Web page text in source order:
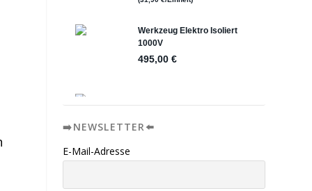
➡️NEWSLETTER⬅️
E-Mail-Adresse